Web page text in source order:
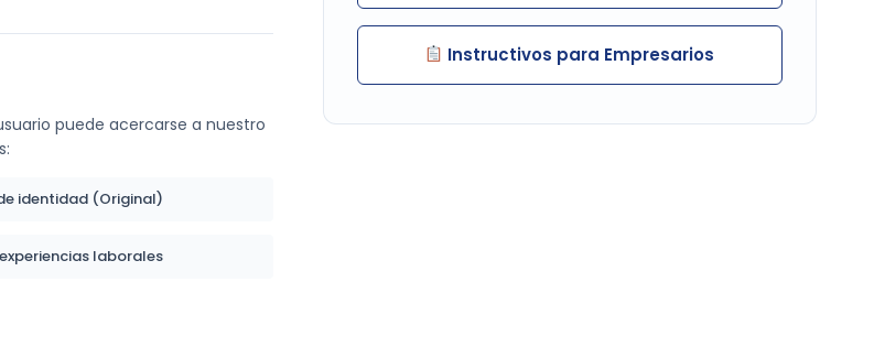
puede acercarse a nuestro
identidad (Original)
laborales
Instructivos para Empresarios